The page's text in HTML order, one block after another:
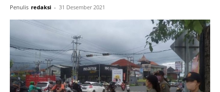
Penulis redaksi - 31 Desember 2021